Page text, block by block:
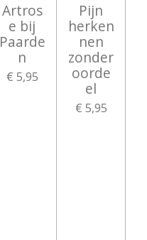
Artros
e bij
Paarde
n
€ 5,95
Pijn
herken
nen
zonder
oorde
el
€ 5,95